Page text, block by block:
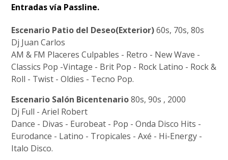
Entradas vía Passline.
Escenario Patio del Deseo(Exterior)60s, 70s, 80s
Dj Juan Carlos
AM & FM Placeres Culpables - Retro - New Wave -
Classics Pop -Vintage - Brit Pop - Rock Latino - Rock &
Roll - Twist - Oldies - Tecno Pop.
Escenario Salón Bicentenario80s, 90s , 2000
Dj Full - Ariel Robert
Dance - Divas - Eurobeat - Pop - Onda Disco Hits -
Eurodance - Latino - Tropicales - Axé - Hi-Energy -
Italo Disco.